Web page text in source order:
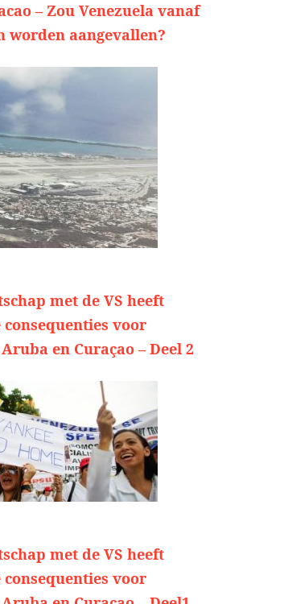
– Zou Venezuela vanaf
worden aangevallen?
met de VS heeft
voor
en Curaçao – Deel 2
met de VS heeft
voor